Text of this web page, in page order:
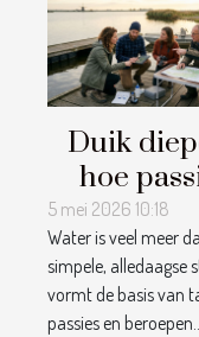
Duik
hoe
voor
verbindt
heen
5 mei 2026 10:18
Water is veel meer
simpele, alledaagse
vormt de basis van
passies en